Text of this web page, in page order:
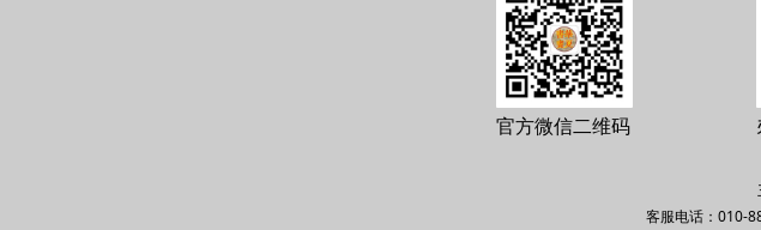
官方微信二维码
客服电话：010-